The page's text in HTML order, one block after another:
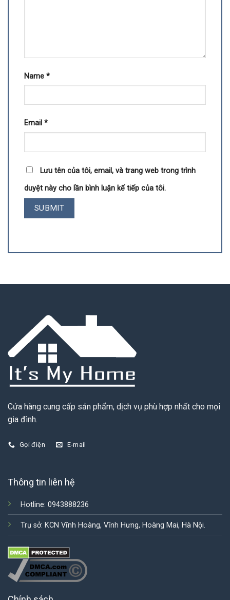
Name *
Email *
Lưu tên của tôi, email, và trang web trong trình
duyệt này cho lần bình luận kế tiếp của tôi.
Cửa hàng cung cấp sản phẩm, dịch vụ phù hợp nhất cho mọi
gia đình.
Gọi điện E-mail
Thông tin liên hệ
Hotline: 0943888236
Trụ sở: KCN Vĩnh Hoàng, Vĩnh Hưng, Hoàng Mai, Hà Nội.